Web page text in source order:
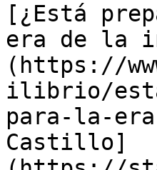
[¿Está
era de la
(https://
ilibrio/
para-la-
Castillo]